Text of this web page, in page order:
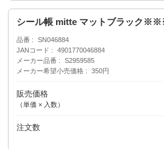
シール帳 mitte マットブラック
品番
SN046884
JANコード
4901770046884
メーカー品番
S2959585
メーカー希望小売価格
350円
販売価格
（単価 × 入数）
注文数